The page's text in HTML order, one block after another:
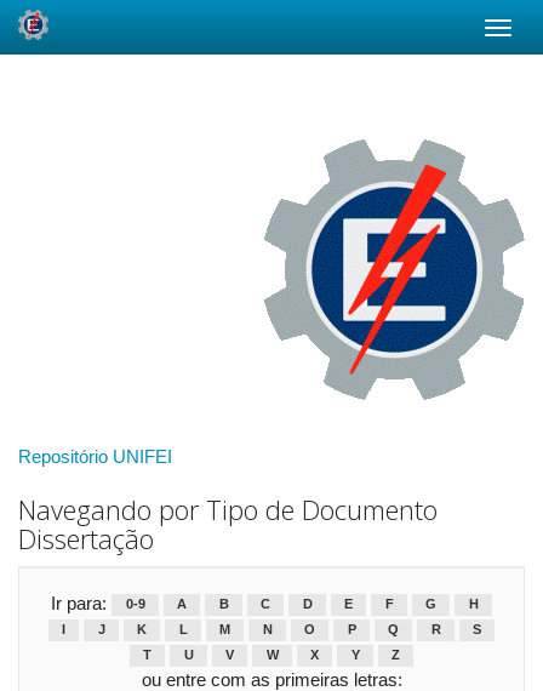
Repositório UNIFEI
Navegando por Tipo de Documento
Dissertação
Ir para: 0-9 A B C D E F G
H
J K L M N O P Q R
S
T
U V W X Y Z
ou entre com as primeiras letras: